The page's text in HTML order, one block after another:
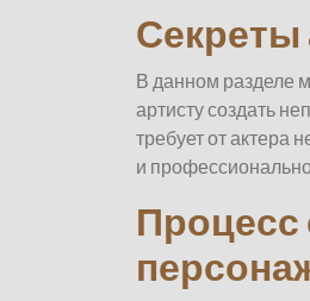
Секреты
В данном разделе
артисту создать
требует от актера
и
Процесс